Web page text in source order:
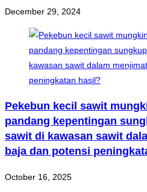
December 29, 2024
Pekebun kecil sawit
pandang kepentingan
sawit di kawasan sawit
baja dan potensi
October 16, 2025